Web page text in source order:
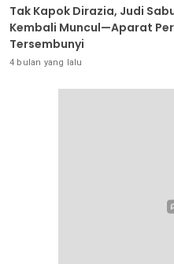
Tak Kapok Dirazia, Judi
Kembali Muncul—Aparat
Tersembunyi
4 bulan yang lalu